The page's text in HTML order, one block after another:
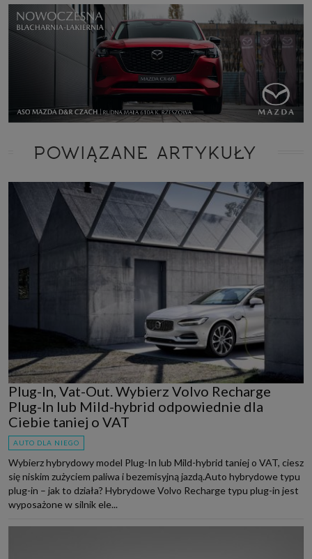
POWIĄZANE ARTYKUŁY
Plug-In, Vat-Out. Wybierz Volvo Recharge
Plug-In lub Mild-hybrid odpowiednie dla
Ciebie taniej o VAT
AUTO DLA NIEGO
Wybierz hybrydowy model Plug-In lub Mild-hybrid taniej o VAT, ciesz
się niskim zużyciem paliwa i bezemisyjną jazdą.Auto hybrydowe typu
plug-in – jak to działa? Hybrydowe Volvo Recharge typu plug-in jest
wyposażone w silnik ele...